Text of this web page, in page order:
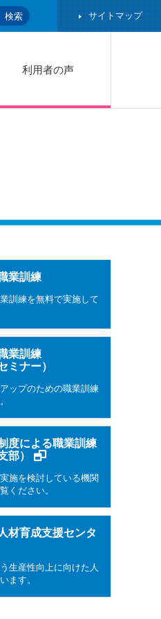
サイトマップ
利用者の声
業訓練
訓練を無料で実施して
業訓練
ミナー）
ップのための職業訓練
度による職業訓練
部）
施を検討している機関
ください。
材育成支援センタ
生産性向上に向けた人
ます。